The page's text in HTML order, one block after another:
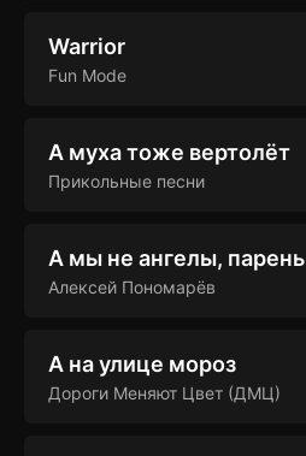
Warrior
Fun Mode
А муха тоже вертолёт
Прикольные песни
А мы не ангелы, парень
Алексей Пономарёв
А на улице мороз
Дороги Меняют Цвет (ДМЦ)